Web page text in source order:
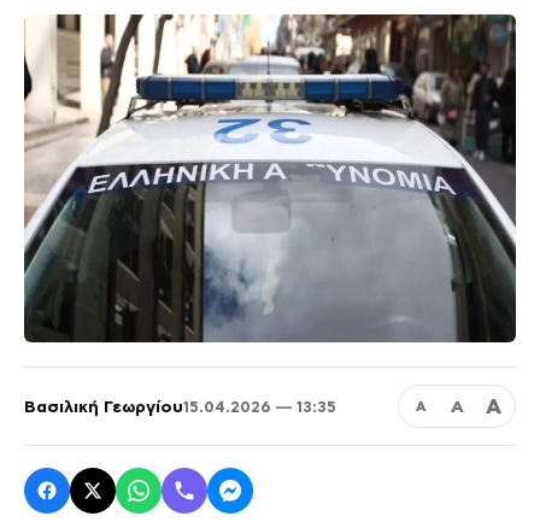
Βασιλική Γεωργίου15.04.2026 — 13:35 Α Α Α